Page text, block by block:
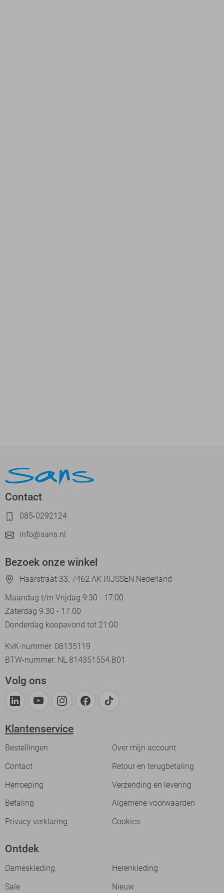
Contact
085-0292124
info@sans.nl
Bezoek onze winkel
Haarstraat 33, 7462 AK RIJSSEN Nederland
Maandag t/m Vrijdag 9:30 - 17:00
Zaterdag 9.30 - 17.00
Donderdag koopavond tot 21:00
KvK-nummer: 08135119
BTW-nummer: NL 814351554.B01
Volg ons
Klantenservice
Bestellingen
Over mijn account
Contact
Retour en terugbetaling
Herroeping
Verzending en levering
Betaling
Algemene voorwaarden
Privacy verklaring
Cookies
Ontdek
Dameskleding
Herenkleding
Sale
Nieuw